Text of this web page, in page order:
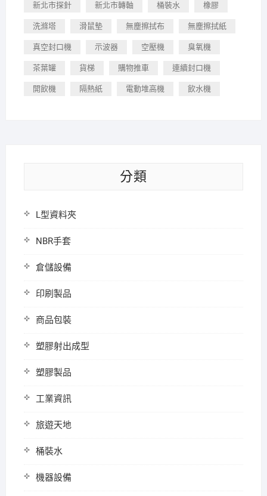
新北市探針 新北市轉軸 桶裝水 橡膠
洗滌塔 滑鼠墊 無塵擦拭布 無塵擦拭紙
真空封口機 示波器 空壓機 臭氧機
茶葉罐 貨梯 購物推車 連續封口機
開飲機 隔熱紙 電動堆高機 飲水機
分類
L型資料夾
NBR手套
倉儲設備
印刷製品
商品包裝
塑膠射出成型
塑膠製品
工業資訊
旅遊天地
桶裝水
機器設備